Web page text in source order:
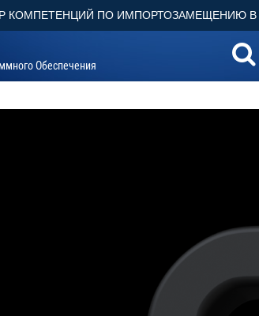
КОМПЕТЕНЦИЙ ПО ИМПОРТОЗАМЕЩЕНИЮ В
Обеспечения